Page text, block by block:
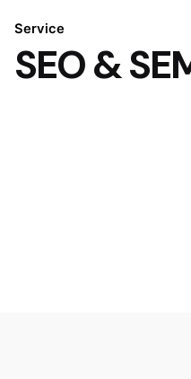
Service
SEO &